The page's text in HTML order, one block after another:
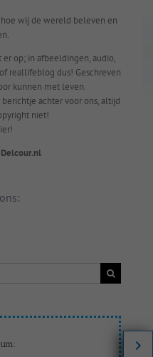
wij de wereld beleven en
er op; in afbeeldingen, audio,
reallifeblog dus! Geschreven
kunnen met leven.
achter voor ons, altijd
niet!